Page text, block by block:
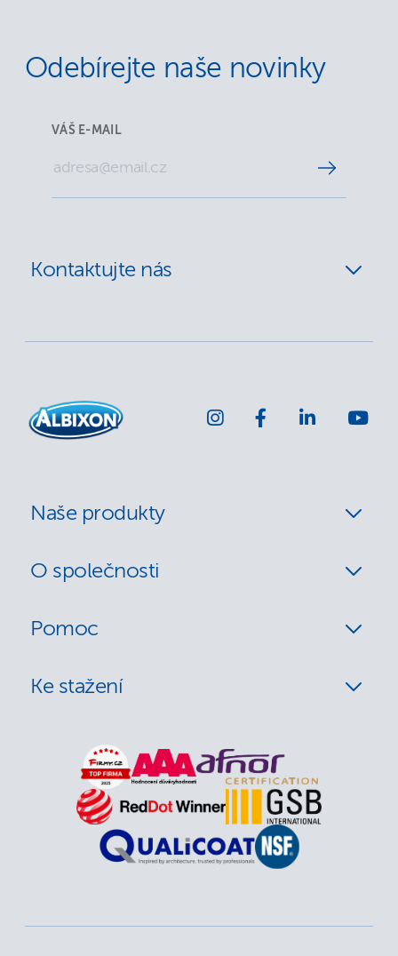
Odebírejte naše novinky
VÁŠ E-MAIL
Kontaktujte nás
Naše produkty
O společnosti
Pomoc
Ke stažení